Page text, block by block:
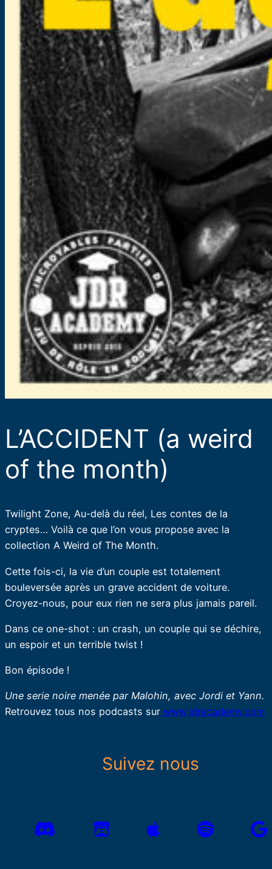
L’ACCIDENT (a weird
of the month)
Twilight Zone, Au-delà du réel, Les contes de la
cryptes… Voilà ce que l’on vous propose avec la
collection A Weird of The Month.
Cette fois-ci, la vie d’un couple est totalement
bouleversée après un grave accident de voiture.
Croyez-nous, pour eux rien ne sera plus jamais pareil.
Dans ce one-shot : un crash, un couple qui se déchire,
un espoir et un terrible twist !
Bon épisode !
Une serie noire menée par Malohin, avec Jordi et Yann.
Retrouvez tous nos podcasts sur www.jdracademy.com
Suivez nous